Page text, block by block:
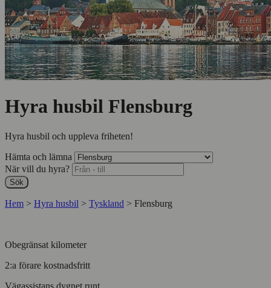
Hyra husbil Flensburg
Hyra husbil och uppleva friheten!
Hämta och lämna
När vill du hyra?
Sök
Hem > Hyra husbil > Tyskland > Flensburg
Obegränsat kilometer
2:a förare kostnadsfritt
Vägassistans dygnet runt